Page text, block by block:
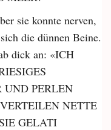
sie konnte nerven,
die dünnen Beine.
dick an: «ICH
PERLEN
NETTE
GELATI